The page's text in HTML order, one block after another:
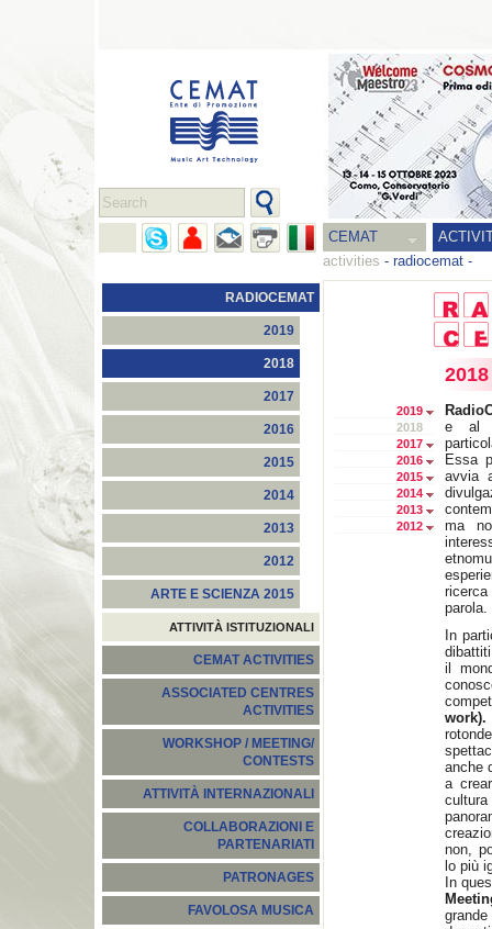
CEMAT
activities - radiocemat -
RADIOCEMAT
2019
2018
2017
2016
2015
2014
2013
2012
ARTE E SCIENZA 2015
ATTIVITÀ ISTITUZIONALI
CEMAT ACTIVITIES
ASSOCIATED CENTRES
ACTIVITIES
WORKSHOP / MEETING/
CONTESTS
ATTIVITÀ INTERNAZIONALI
COLLABORAZIONI E
PARTENARIATI
PATRONAGES
FAVOLOSA MUSICA
2019
2018
2017
2016
2015
2014
2013
2012
2018
e al
Essa
avvia
ma
parola.
In
il
work).
anche
a
non,
lo più
In